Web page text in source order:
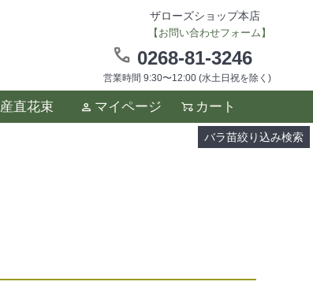
ザローズショップ本店
【お問い合わせフォーム】
0268-81-3246
営業時間 9:30〜12:00 (水土日祝を除く)
産直花束 マイページ カート
バラ苗絞り込み検索